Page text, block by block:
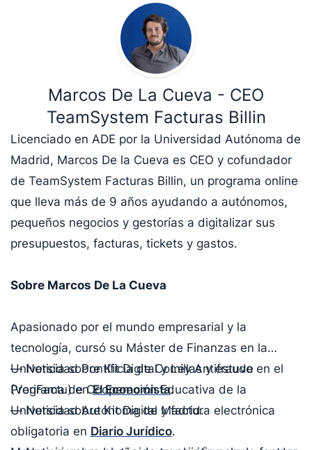
Marcos De La Cueva - CEO
TeamSystem Facturas Billin
Licenciado en ADE por la Universidad Autónoma de
Madrid, Marcos De la Cueva es CEO y cofundador
de TeamSystem Facturas Billin, un programa online
que lleva más de 9 años ayudando a autónomos,
pequeños negocios y gestorías a digitalizar sus
presupuestos, facturas, tickets y gastos.
Sobre Marcos De La Cueva
Apasionado por el mundo empresarial y la
tecnología, cursó su Máster de Finanzas en la
Universidad Pontificia de Comillas y estuvo en el
Programa de Cooperación Educativa de la
Universidad Autónoma de Madrid.
— Noticia sobre Kit Digital y Ley Antifraude
(VeriFactu) enEl Economista.
— Noticia sobre Kit Digital y factura electrónica
obligatoria en Diario Jurídico.